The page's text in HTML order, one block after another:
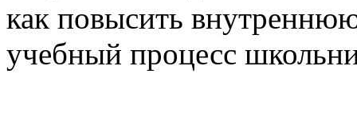
как повысить
учебный процесс